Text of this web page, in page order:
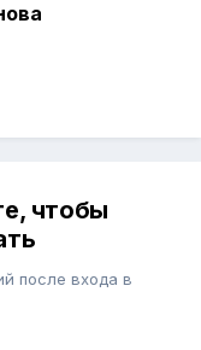
чтобы
после входа в